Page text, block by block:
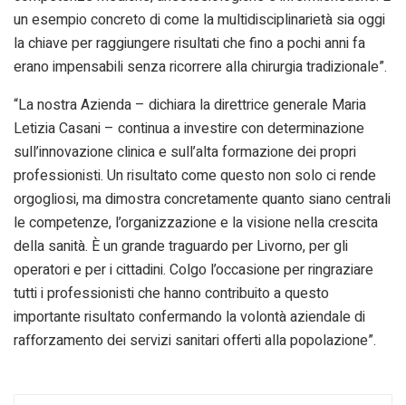
un esempio concreto di come la multidisciplinarietà sia oggi
la chiave per raggiungere risultati che fino a pochi anni fa
erano impensabili senza ricorrere alla chirurgia tradizionale”.
“La nostra Azienda – dichiara la direttrice generale Maria
Letizia Casani – continua a investire con determinazione
sull’innovazione clinica e sull’alta formazione dei propri
professionisti. Un risultato come questo non solo ci rende
orgogliosi, ma dimostra concretamente quanto siano centrali
le competenze, l’organizzazione e la visione nella crescita
della sanità. È un grande traguardo per Livorno, per gli
operatori e per i cittadini. Colgo l’occasione per ringraziare
tutti i professionisti che hanno contribuito a questo
importante risultato confermando la volontà aziendale di
rafforzamento dei servizi sanitari offerti alla popolazione”.